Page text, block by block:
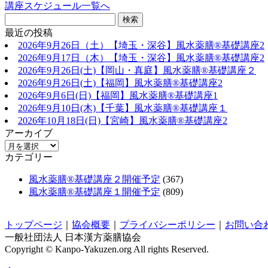
講座スケジュール一覧へ
最近の投稿
2026年9月26日（土）【埼玉・深谷】風水薬膳®基礎講座2
2026年9月17日（木）【埼玉・深谷】風水薬膳®基礎講座2
2026年9月26日(土)【岡山・真庭】風水薬膳®基礎講座２
2026年9月26日(土)【福岡】風水薬膳®︎基礎講座2
2026年9月6日(日)【福岡】風水薬膳®︎基礎講座1
2026年9月10日(木)【千葉】風水薬膳®︎基礎講座１
2026年10月18日(日)【宮崎】風水薬膳®︎基礎講座2
アーカイブ
カテゴリー
風水薬膳®基礎講座２開催予定 (367)
風水薬膳®基礎講座１開催予定 (809)
トップページ 協会概要 プライバシーポリシー
お問い合
一般社団法人 日本漢方薬膳協会
Copyright © Kanpo-Yakuzen.org All rights Reserved.